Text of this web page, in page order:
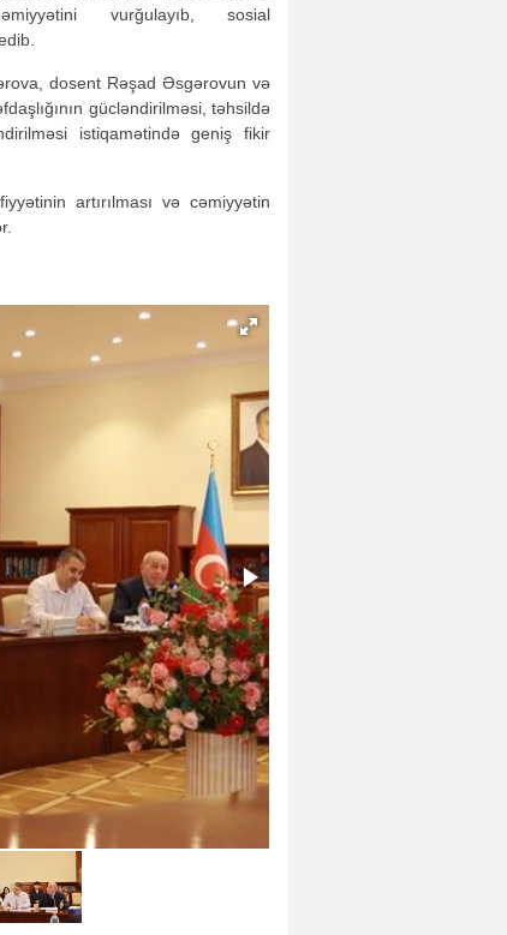
vurğulayıb, sosial
dosent Rəşad Əsgərovun və
gücləndirilməsi, təhsildə
istiqamətində geniş fikir
artırılması və cəmiyyətin